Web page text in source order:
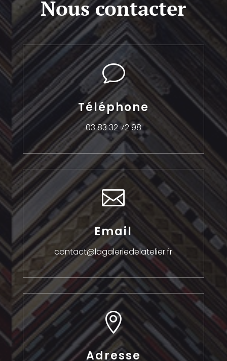
Nous contacter
v
Téléphone
03 83 32 72 98

Email
contact@lagaleriedelatelier.fr

Adresse